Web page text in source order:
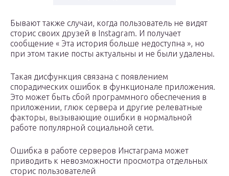
Бывают также случаи, когда пользователь не видят
сторис своих друзей в Instagram. И получает
сообщение « Эта история больше недоступна », но
при этом такие посты актуальны и не были удалены.
Такая дисфункция связана с появлением
спорадических ошибок в функционале приложения.
Это может быть сбой программного обеспечения в
приложении, глюк сервера и другие релеватные
факторы, вызывающие ошибки в нормальной
работе популярной социальной сети.
Ошибка в работе серверов Инстаграма может
приводить к невозможности просмотра отдельных
сторис пользователей